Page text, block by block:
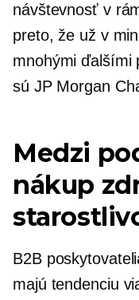
návštevnosť v
preto, že už v
mnohými ďalšími
sú JP Morgan
Medzi
nákup
B2B
majú tendenciu